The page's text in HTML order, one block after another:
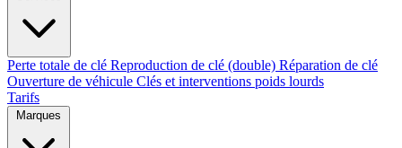
Perte totale de clé Reproduction de clé (double) Réparation de clé
Ouverture de véhicule Clés et interventions poids lourds
Tarifs